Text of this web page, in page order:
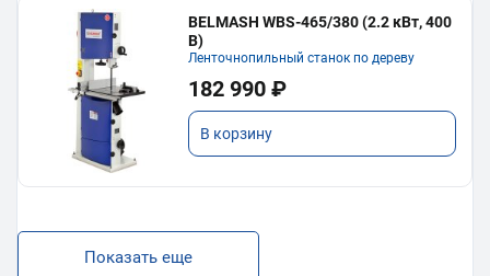
BELMASH WBS-465/380 (2.2 кВт, 400
В)
Ленточнопильный станок по дереву
182 990 ₽
В корзину
Показать еще